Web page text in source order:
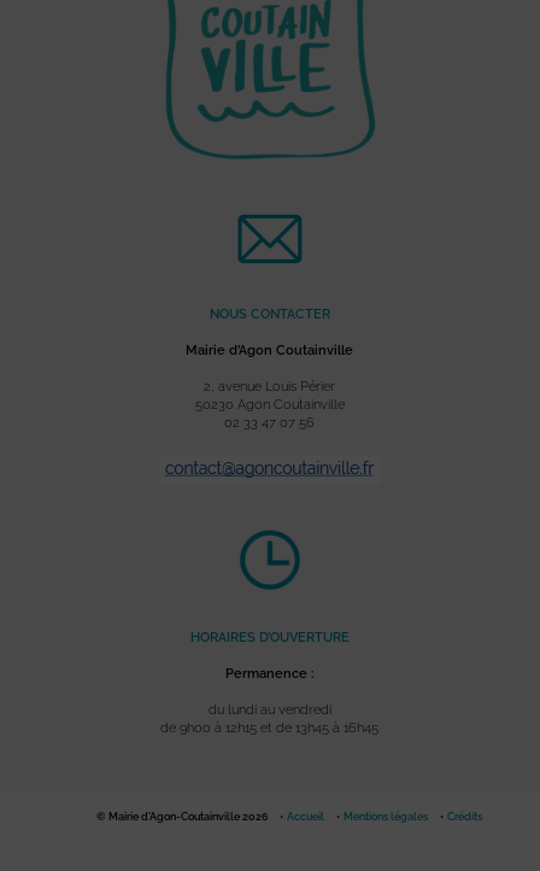
NOUS CONTACTER
Mairie d’Agon Coutainville
2, avenue Louis Périer
50230 Agon Coutainville
02 33 47 07 56
HORAIRES D’OUVERTURE
Permanence :
du lundi au vendredi
de 9h00 à 12h15 et de 13h45 à 16h45
© Mairie d'Agon-Coutainville 2026 Accueil Mentions légales Crédits